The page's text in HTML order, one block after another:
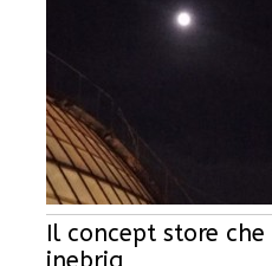
Il concept store che